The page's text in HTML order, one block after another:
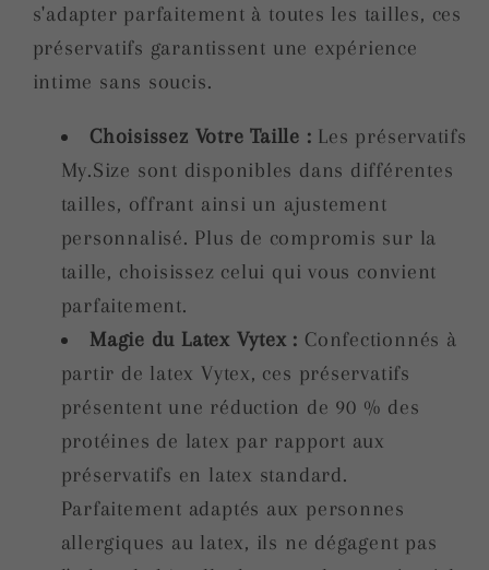
s'adapter parfaitement à toutes les tailles, ces
préservatifs garantissent une expérience
intime sans soucis.
Choisissez Votre Taille : Les préservatifs
My.Size sont disponibles dans différentes
tailles, offrant ainsi un ajustement
personnalisé. Plus de compromis sur la
taille, choisissez celui qui vous convient
parfaitement.
Magie du Latex Vytex : Confectionnés à
partir de latex Vytex, ces préservatifs
présentent une réduction de 90 % des
protéines de latex par rapport aux
préservatifs en latex standard.
Parfaitement adaptés aux personnes
allergiques au latex, ils ne dégagent pas